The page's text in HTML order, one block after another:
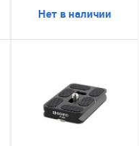
Нет в наличии